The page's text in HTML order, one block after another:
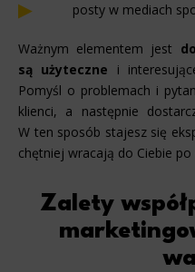
posty w mediach
Ważnym elementem jest
są użyteczne i
Pomyśl o problemach i
klienci, a następnie
W ten sposób stajesz się
chętniej wracają do Ciebie po
Zalety